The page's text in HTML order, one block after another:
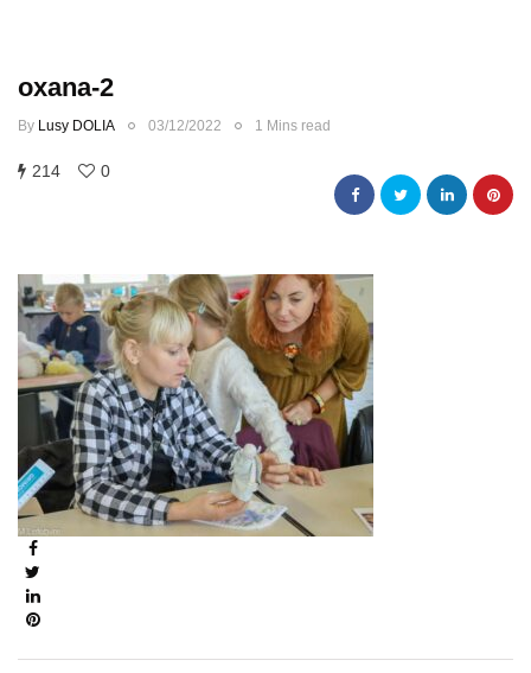
oxana-2
By Lusy DOLIA 03/12/2022 1 Mins read
214 0